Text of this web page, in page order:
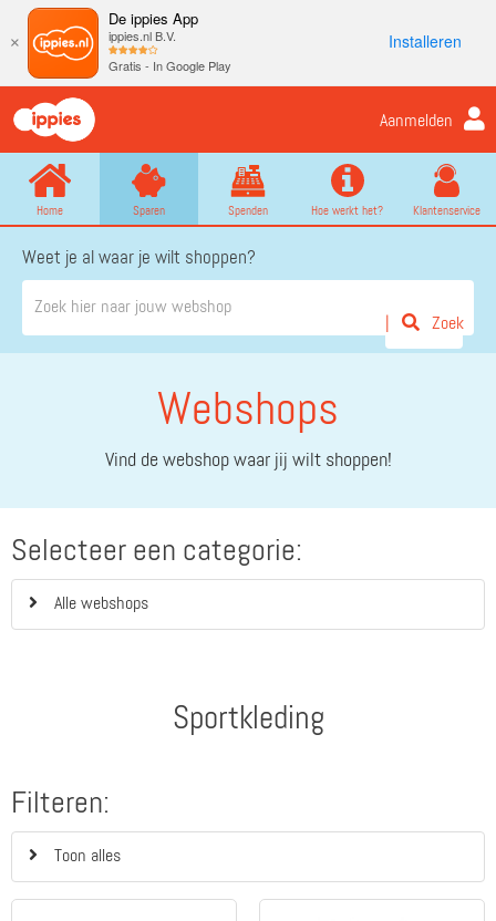
×
De ippies App
ippies.nl B.V.
Gratis - In Google Play
Installeren
Aanmelden
Home Sparen Spenden Hoe werkt het? Klantenservice
Weet je al waar je wilt shoppen?
Zoek
Webshops
Vind de webshop waar jij wilt shoppen!
Selecteer een categorie:
Alle webshops
Sportkleding
Filteren:
Toon alles